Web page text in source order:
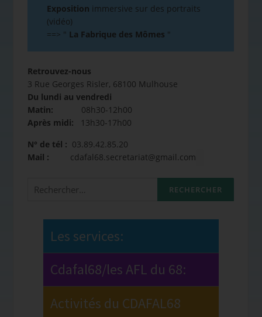
Exposition immersive sur des portraits
(vidéo)
==> " La Fabrique des Mômes "
Retrouvez-nous
3 Rue Georges Risler, 68100 Mulhouse
Du lundi au vendredi
Matin: 08h30-12h00
Après midi: 13h30-17h00
N° de tél : 03.89.42.85.20
Mail : cdafal68.secretariat@gmail.com